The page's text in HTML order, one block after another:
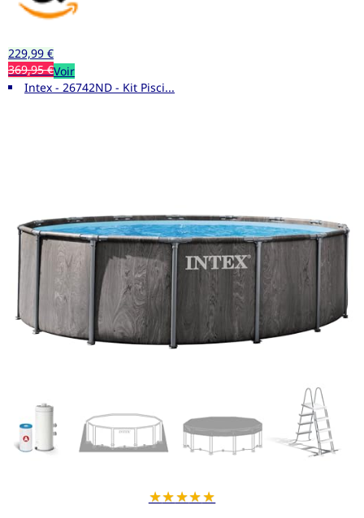
229,99 €
369,95 €Voir
Intex - 26742ND - Kit Pisci...
★★★★★